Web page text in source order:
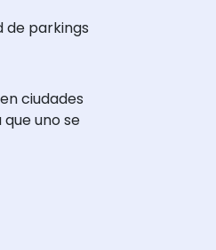
de parkings
ciudades
uno se